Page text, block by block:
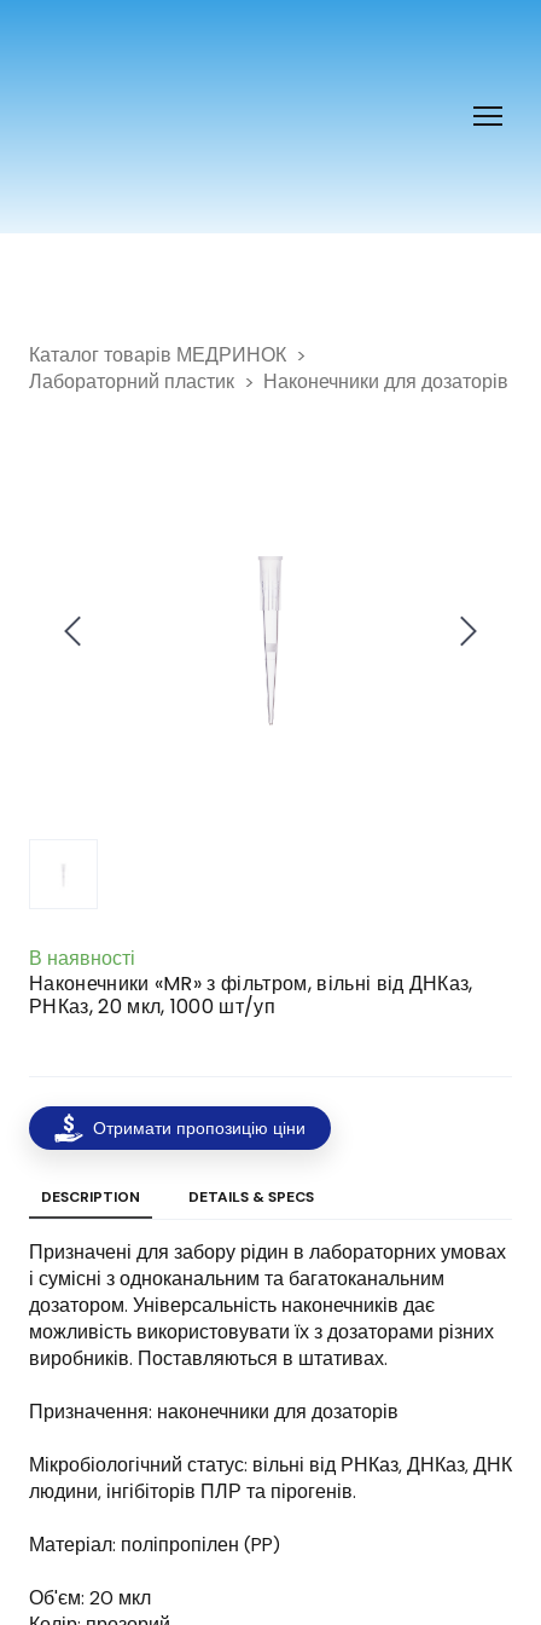
Каталог товарів МЕДРИНОК
Лабораторний пластик
Наконечники для дозаторів
В наявності
Наконечники «MR» з фільтром, вільні від ДНКаз,
РНКаз, 20 мкл, 1000 шт/уп
Отримати пропозицію ціни
DESCRIPTION DETAILS & SPECS
Призначені для забору рідин в лабораторних умовах
і сумісні з одноканальним та багатоканальним
дозатором. Універсальність наконечників дає
можливість використовувати їх з дозаторами різних
виробників. Поставляються в штативах.
Призначення: наконечники для дозаторів
Мікробіологічний статус: вільні від РНКаз, ДНКаз, ДНК
людини, інгібіторів ПЛР та пірогенів.
Матеріал: поліпропілен (PP)
Об'єм: 20 мкл